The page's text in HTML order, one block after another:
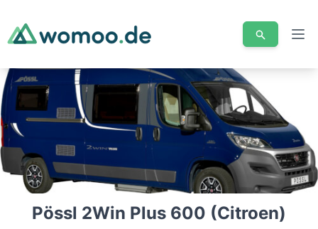
Pössl 2Win Plus 600 (Citroen)